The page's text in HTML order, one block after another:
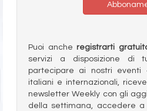
Puoi anche registrarti
servizi a disposizione di
partecipare ai nostri eventi
italiani e internazionali,
newsletter Weekly con gli
della settimana, accedere a